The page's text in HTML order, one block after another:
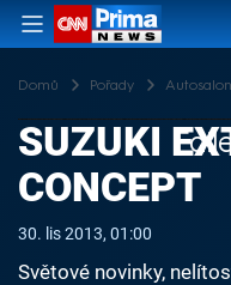
Domů Pořady Autosalon
SUZUKI
CONCEPT
30. lis 2013, 01:00
Světové novinky,